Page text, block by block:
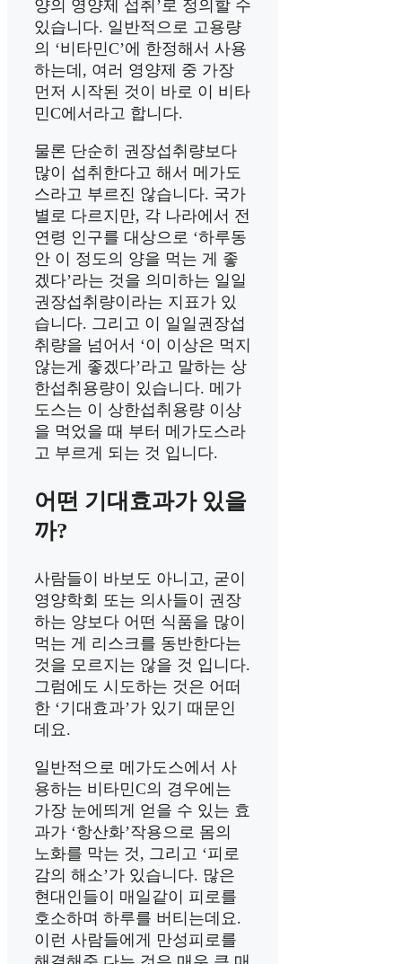
양의 영양제 섭취’로 정의할 수
있습니다. 일반적으로 고용량
의 ‘비타민C’에 한정해서 사용
하는데, 여러 영양제 중 가장
먼저 시작된 것이 바로 이 비타
민C에서라고 합니다.
물론 단순히 권장섭취량보다
많이 섭취한다고 해서 메가도
스라고 부르진 않습니다. 국가
별로 다르지만, 각 나라에서 전
연령 인구를 대상으로 ‘하루동
안 이 정도의 양을 먹는 게 좋
겠다’라는 것을 의미하는 일일
권장섭취량이라는 지표가 있
습니다. 그리고 이 일일권장섭
취량을 넘어서 ‘이 이상은 먹지
않는게 좋겠다’라고 말하는 상
한섭취용량이 있습니다. 메가
도스는 이 상한섭취용량 이상
을 먹었을 때 부터 메가도스라
고 부르게 되는 것 입니다.
어떤 기대효과가 있을
까?
사람들이 바보도 아니고, 굳이
영양학회 또는 의사들이 권장
하는 양보다 어떤 식품을 많이
먹는 게 리스크를 동반한다는
것을 모르지는 않을 것 입니다.
그럼에도 시도하는 것은 어떠
한 ‘기대효과’가 있기 때문인
데요.
일반적으로 메가도스에서 사
용하는 비타민C의 경우에는
가장 눈에띄게 얻을 수 있는 효
과가 ‘항산화’작용으로 몸의
노화를 막는 것, 그리고 ‘피로
감의 해소’가 있습니다. 많은
현대인들이 매일같이 피로를
호소하며 하루를 버티는데요.
이런 사람들에게 만성피로를